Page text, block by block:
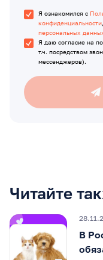
Я ознакомился с
конфиденциальности
персональных
Я даю согласие на
т.ч. посредством
мессенджеров).
Читайте
В